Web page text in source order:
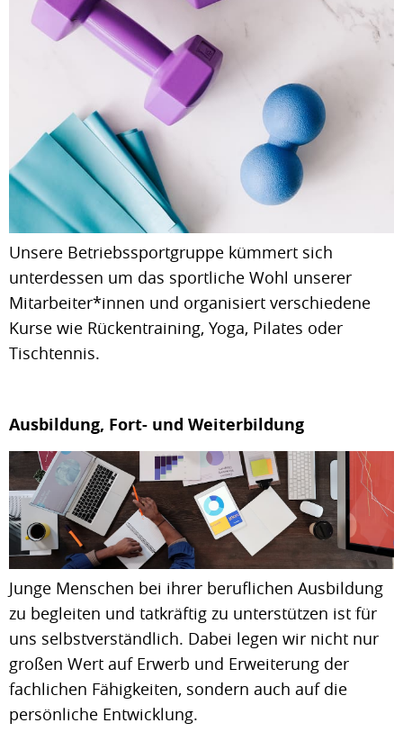
Unsere Betriebssportgruppe kümmert sich
unterdessen um das sportliche Wohl unserer
Mitarbeiter*innen und organisiert verschiedene
Kurse wie Rückentraining, Yoga, Pilates oder
Tischtennis.
Ausbildung, Fort- und Weiterbildung
Junge Menschen bei ihrer beruflichen Ausbildung
zu begleiten und tatkräftig zu unterstützen ist für
uns selbstverständlich. Dabei legen wir nicht nur
großen Wert auf Erwerb und Erweiterung der
fachlichen Fähigkeiten, sondern auch auf die
persönliche Entwicklung.